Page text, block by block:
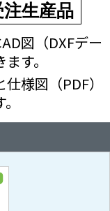
注生産品
図（DXFデー
す。
様図（PDF）